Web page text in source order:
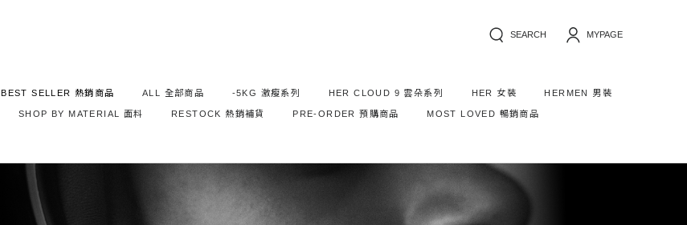
SEARCH MYPAGE
BEST SELLER 熱銷商品 ALL 全部商品 -5KG 激瘦系列 HER CLOUD 9 雲朵系列 HER 女裝 HERMEN 男裝
SHOP BY MATERIAL 面料 RESTOCK 熱銷補貨 PRE-ORDER 預購商品 MOST LOVED 暢銷商品